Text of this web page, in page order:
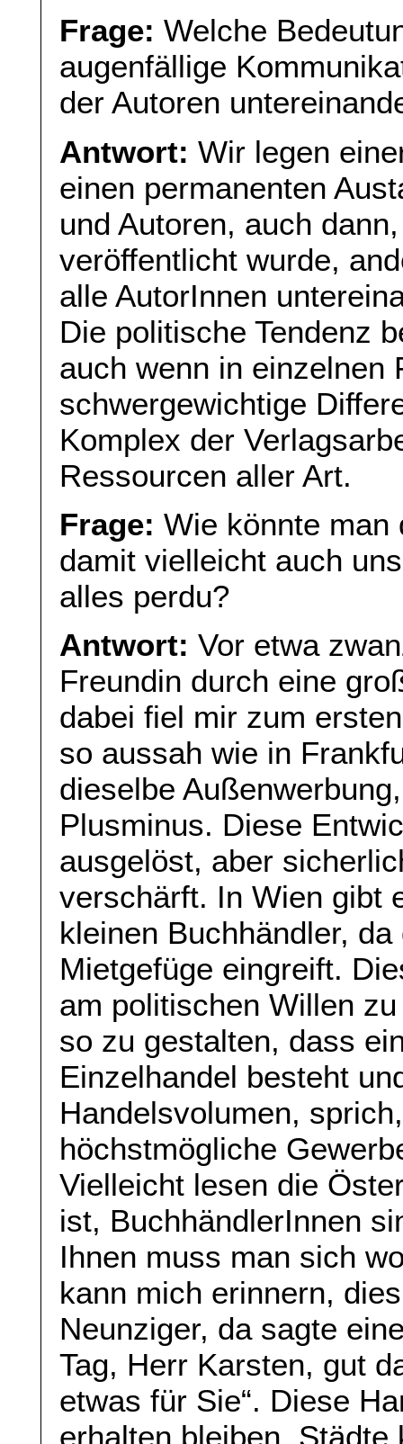
Frage: Welche
augenfällige
der Autoren
Antwort: Wir legen
einen permanenten
und Autoren, auch
veröffentlicht wurde,
alle AutorInnen
Die politische Tendenz
auch wenn in einzelnen
schwergewichtige
Komplex der
Ressourcen aller Art.
Frage: Wie könnte man
damit vielleicht auch
alles perdu?
Antwort: Vor etwa
Freundin durch eine
dabei fiel mir zum
so aussah wie in
dieselbe
Plusminus. Diese
ausgelöst, aber
verschärft. In Wien gibt
kleinen Buchhändler,
Mietgefüge eingreift.
am politischen Willen
so zu gestalten, dass
Einzelhandel besteht
Handelsvolumen,
höchstmögliche
Vielleicht lesen die
ist, BuchhändlerInnen
Ihnen muss man sich
kann mich erinnern,
Neunziger, da sagte
Tag, Herr Karsten, gut
etwas für Sie“. Diese
erhalten bleiben,